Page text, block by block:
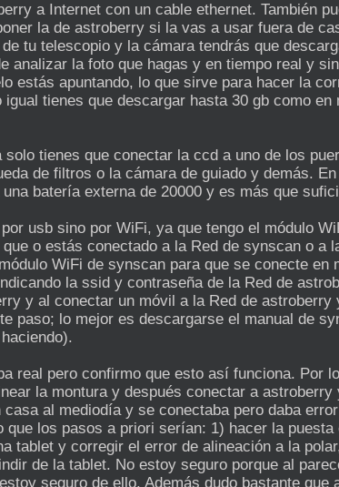
a Internet con un cable ethernet. También
la de astroberry si la vas a usar fuera de
tu telescopio y la cámara tendrás que
analizar la foto que hagas y en tiempo real y
estás apuntando, lo que sirve para hacer la
tienes que descargar hasta 30 gb como
tienes que conectar la ccd a uno de los
de filtros o la cámara de guiado y demás.
batería externa de 20000 y es más que
usb sino por WiFi, ya que tengo el módulo
o estás conectado a la Red de synscan o
WiFi de synscan para que se conecte en
la ssid y contraseña de la Red de
y al conectar un móvil a la Red de
paso; lo mejor es descargarse el manual de
real pero confirmo que esto así funciona. Por
la montura y después conectar a
al mediodía y se conectaba pero daba
que los pasos a priori serían: 1) hacer la
tablet y corregir el error de alineación a la
de la tablet. No estoy seguro porque al
seguro de ello. Además dudo bastante